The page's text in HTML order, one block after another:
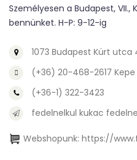
Személyesen a Budapest,
bennünket. H-P: 9-12-ig
1073 Budapest Kürt utca
(+36) 20-468-2617 Kepe
(+36-1) 322-3423
fedelnelkul kukac
Webshopunk: https://